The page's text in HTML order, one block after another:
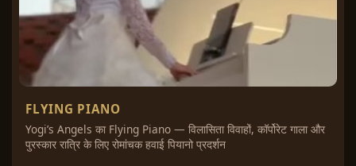
FLYING PIANO
Yogi’s Angels का Flying Piano — विलासिता विवाहों, कॉर्पोरेट गाला और
पुरस्कार रात्रि के लिए रोमांचक हवाई पियानो प्रदर्शन